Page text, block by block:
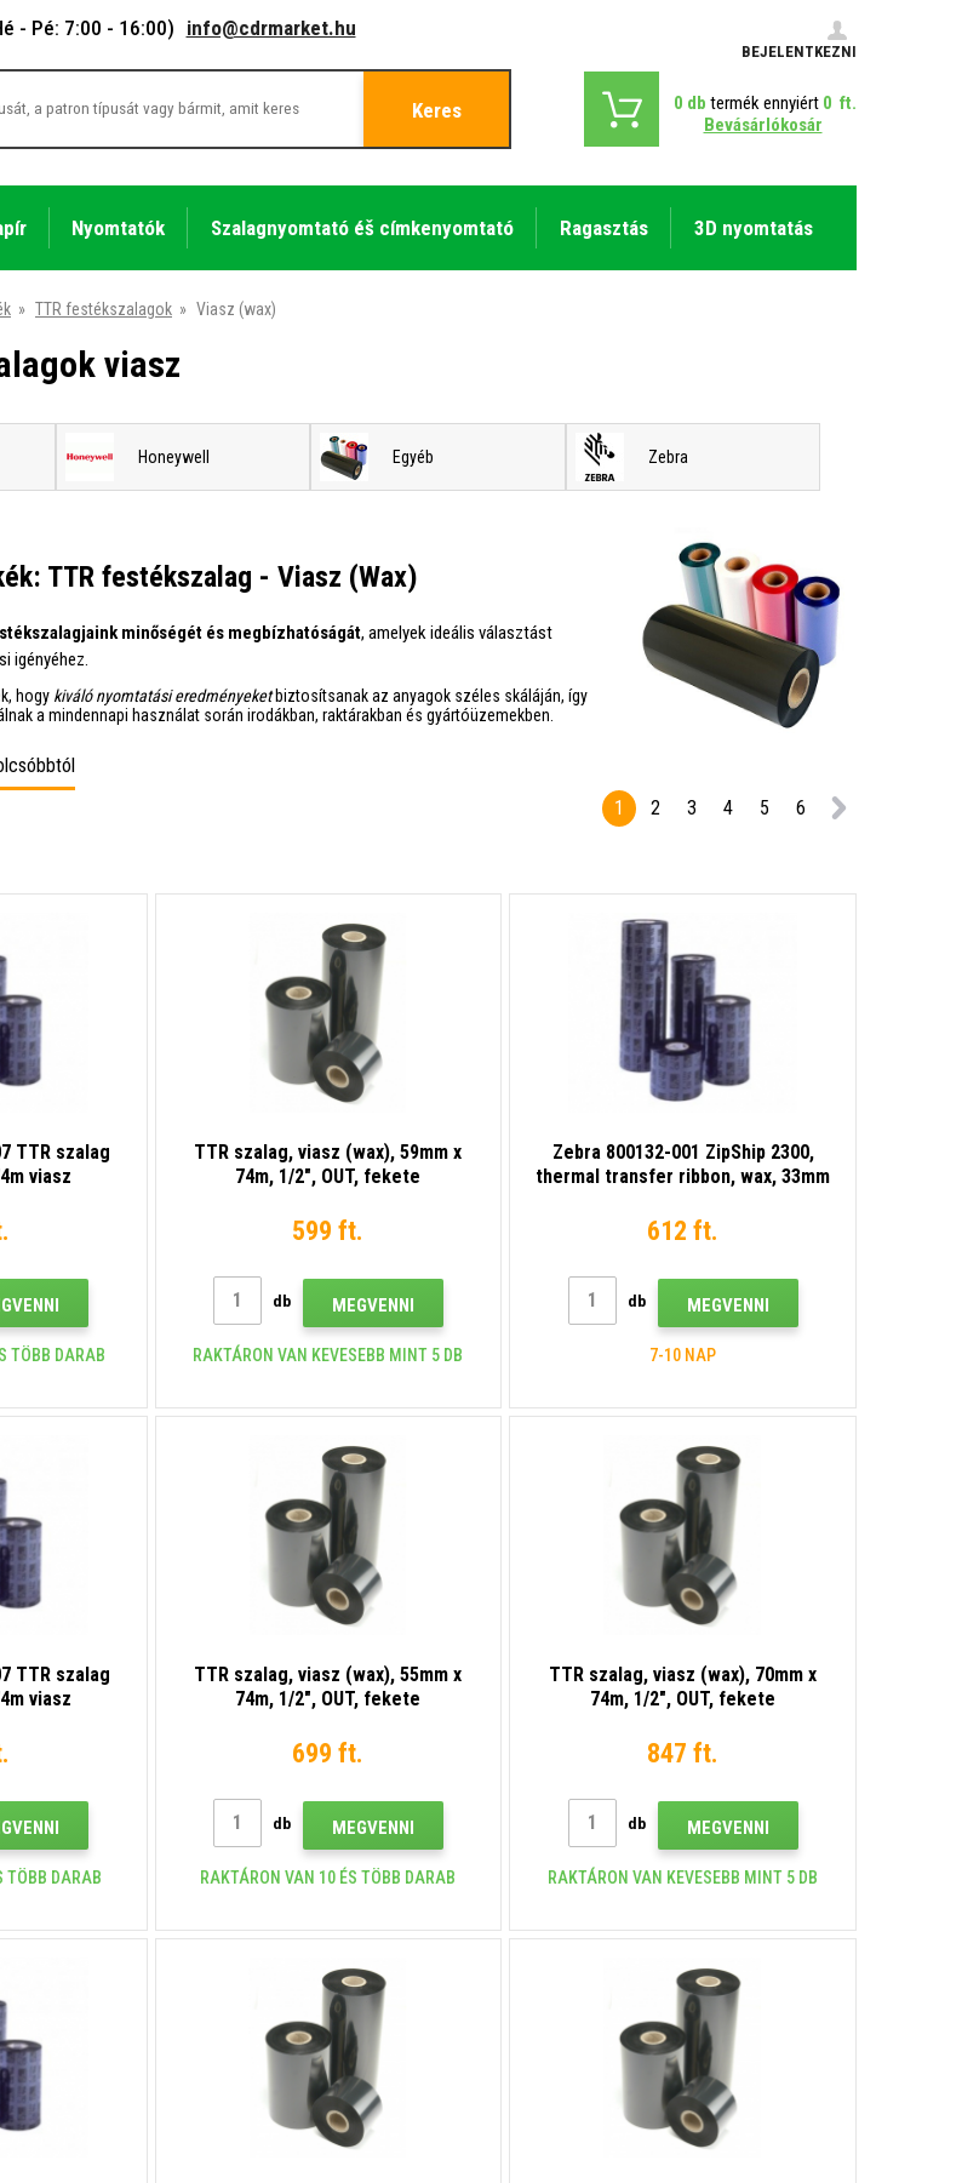
- Pé: 7:00 - 16:00) info@cdrmarket.hu
BEJELENTKEZNI
Keres 0 db termék ennyiért 0 ft.
Bevásárlókosár
Nyomtatók Szalagnyomtató éš címkenyomtató Ragasztás 3D nyomtatás
» TTR festékszalagok » Viasz (wax)
viasz
Honeywell Egyéb Zebra
TTR festékszalag - Viasz (Wax)
minőségét és megbízhatóságát, amelyek ideális választást
igényéhez.
hogy kiváló nyomtatási eredményeketbiztosítsanak az anyagok széles skáláján, így
a mindennapi használat során irodákban, raktárakban és gyártóüzemekben.
1
2 3 4 5 6
TTR szalag
viasz
TÖBB DARAB
TTR szalag, viasz (wax), 59mm x
74m, 1/2", OUT, fekete
599 ft.
db MEGVENNI
RAKTÁRON VAN KEVESEBB MINT 5 DB
Zebra 800132-001 ZipShip 2300,
thermal transfer ribbon, wax, 33mm
612 ft.
db MEGVENNI
7-10 NAP
TTR szalag
viasz
TÖBB DARAB
TTR szalag, viasz (wax), 55mm x
74m, 1/2", OUT, fekete
699 ft.
db MEGVENNI
RAKTÁRON VAN 10 ÉS TÖBB DARAB
TTR szalag, viasz (wax), 70mm x
74m, 1/2", OUT, fekete
847 ft.
db MEGVENNI
RAKTÁRON VAN KEVESEBB MINT 5 DB